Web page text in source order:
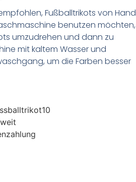
Fußballtrikots von Hand
benutzen möchten,
umzudrehen und dann zu
mit kaltem Wasser und
um die Farben besser